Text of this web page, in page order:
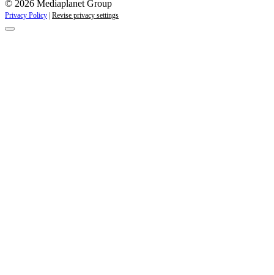
© 2026 Mediaplanet Group
Privacy Policy Revise privacy settings